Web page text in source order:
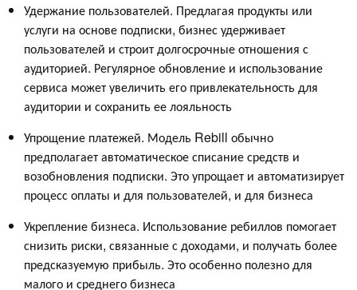
Удержание пользователей. Предлагая продукты или
услуги на основе подписки, бизнес удерживает
пользователей и строит долгосрочные отношения с
аудиторией. Регулярное обновление и использование
сервиса может увеличить его привлекательность для
аудитории и сохранить ее лояльность
Упрощение платежей. Модель Rebill обычно
предполагает автоматическое списание средств и
возобновления подписки. Это упрощает и автоматизирует
процесс оплаты и для пользователей, и для бизнеса
Укрепление бизнеса. Использование ребиллов помогает
снизить риски, связанные с доходами, и получать более
предсказуемую прибыль. Это особенно полезно для
малого и среднего бизнеса